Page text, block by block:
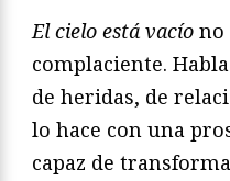
El cielo está vacío no
complaciente.
de heridas, de
lo hace con una
capaz de